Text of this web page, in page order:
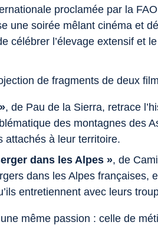
proclamée par la
une soirée mêlant cinéma et
célébrer l’élevage extensif et
de fragments de deux
, de Pau de la Sierra, retrace
des montagnes des
attachés à leur territoire.
dans les Alpes », de
dans les Alpes françaises,
entretiennent avec leurs
même passion : celle de